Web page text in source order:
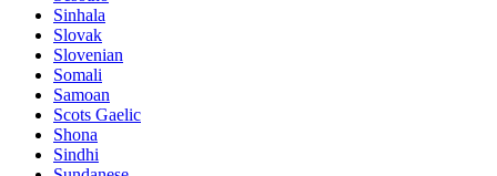
Sinhala
Slovak
Slovenian
Somali
Samoan
Scots Gaelic
Shona
Sindhi